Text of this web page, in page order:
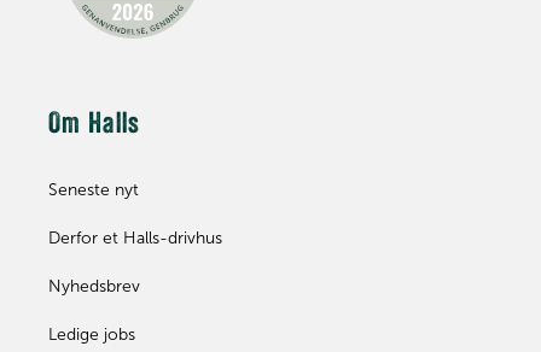
Om Halls
Seneste nyt
Derfor et Halls-drivhus
Nyhedsbrev
Ledige jobs